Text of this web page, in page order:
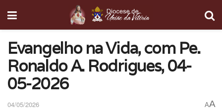
Evangelho na Vida, com Pe.
Ronaldo A. Rodrigues, 04-
05-2026
04/05/2026 AA